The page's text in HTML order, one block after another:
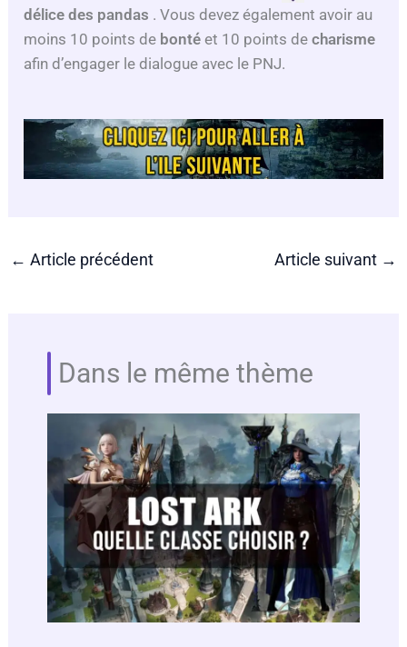
délice des pandas . Vous devez également avoir au
moins 10 points de bontéet 10 points decharisme
afin d’engager le dialogue avec le PNJ.
← Article précédent Article suivant →
Dans le même thème